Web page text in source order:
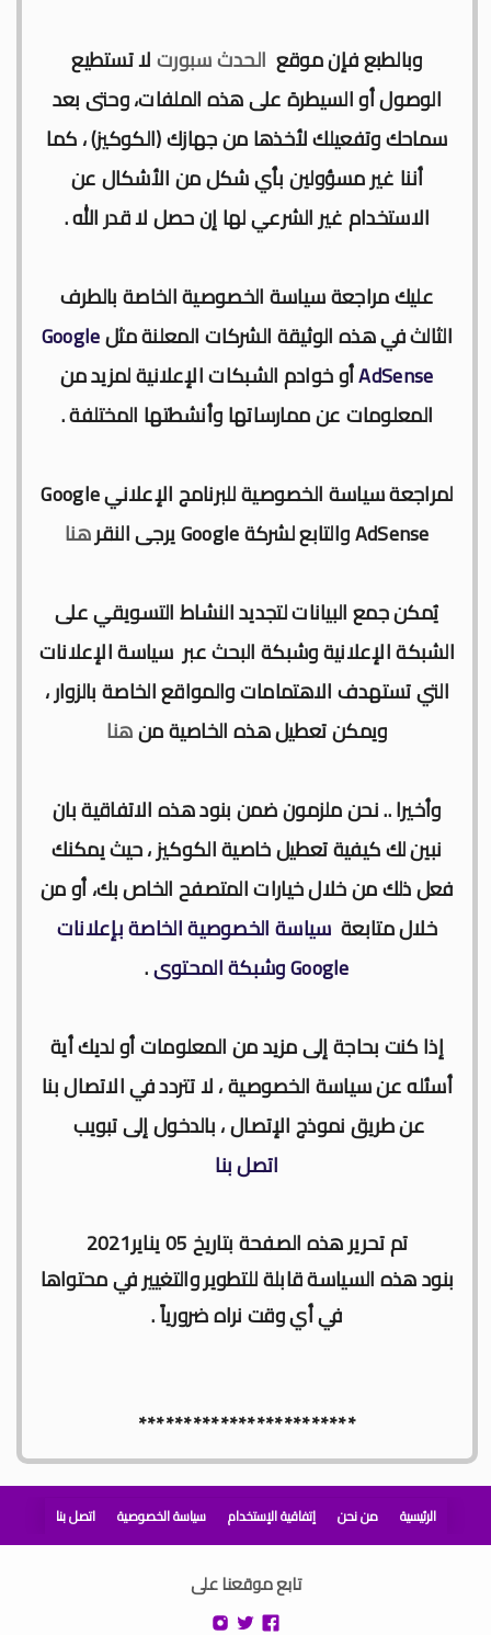
وبالطبع فإن موقع الحدث سبورتلا تستطيع
الوصول أو السيطرة على هذه الملفات، وحتى بعد
سماحك وتفعيلك لأخذها من جهازك (الكوكيز) ، كما
أننا غير مسؤولين بأي شكل من الأشكال عن
الاستخدام غير الشرعي لها إن حصل لا قدر الله .
عليك مراجعة سياسة الخصوصية الخاصة بالطرف
الثالث في هذه الوثيقة الشركات المعلنة مثلGoogle
AdSenseأو خوادم الشبكات الإعلانية لمزيد من
المعلومات عن ممارساتها وأنشطتها المختلفة .
لمراجعة سياسة الخصوصية للبرنامج الإعلاني Google
AdSense والتابع لشركة
Googleيرجى النقرهنا
يُمكن جمع البيانات لتجديد النشاط التسويقي على
الشبكة الإعلانية وشبكة البحث عبر سياسة الإعلانات
التي تستهدف الاهتمامات والمواقع الخاصة بالزوار ،
ويمكن تعطيل هذه الخاصية منهنا
وأخيرا .. نحن ملزمون ضمن بنود هذه الاتفاقية بان
نبين لك كيفية تعطيل خاصية الكوكيز ، حيث يمكنك
فعل ذلك من خلال خيارات المتصفح الخاص بك، أو من
خلال متابعة سياسة الخصوصية الخاصة بإعلانات
Google وشبكة المحتوى
.
إذا كنت بحاجة إلى مزيد من المعلومات أو لديك أية
أسئله عن سياسة الخصوصية ، لا تتردد في الاتصال بنا
عن طريق نموذج الإتصال ، بالدخول إلى تبويب
اتصل بنا
تم تحرير هذه الصفحة بتاريخ 05 يناير2021
بنود هذه السياسة قابلة للتطوير والتغيير في محتواها
في أي وقت نراه ضرورياً .
************************
الرئيسية من نحن إتفاقية الإستخدام سياسة الخصوصية اتصل بنا
تابع موقعنا على